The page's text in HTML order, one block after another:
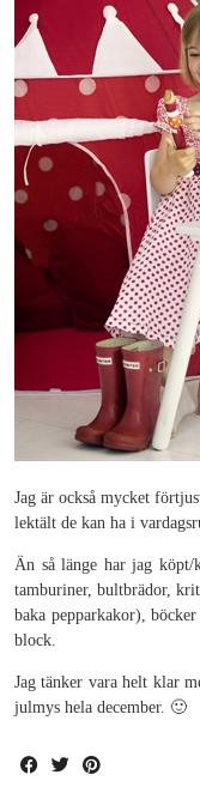
Jag är också mycket
lektält de kan ha i
Än så länge har jag
tamburiner, bultbrädor,
baka pepparkakor),
block.
Jag tänker vara helt klar
julmys hela december. 🙂